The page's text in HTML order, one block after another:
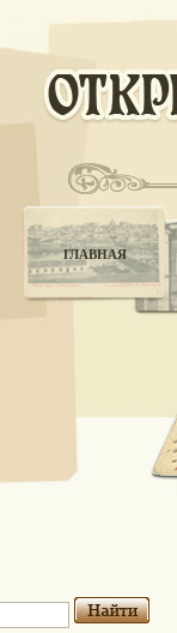
ГЛАВНАЯ